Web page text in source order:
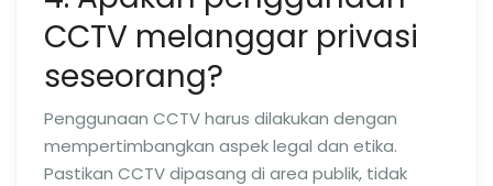
CCTV melanggar privasi
seseorang?
Penggunaan CCTV harus dilakukan dengan
mempertimbangkan aspek legal dan etika.
Pastikan CCTV dipasang di area publik, tidak